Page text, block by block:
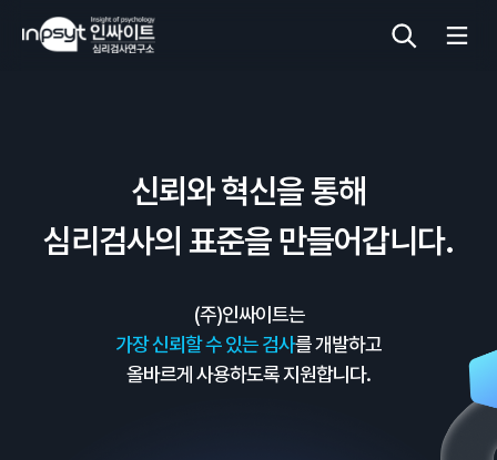
신뢰와 혁신을 통해
심리검사의 표준을 만들어갑니다.
(주)인싸이트는
가장 신뢰할 수 있는 검사를 개발하고
올바르게 사용하도록 지원합니다.